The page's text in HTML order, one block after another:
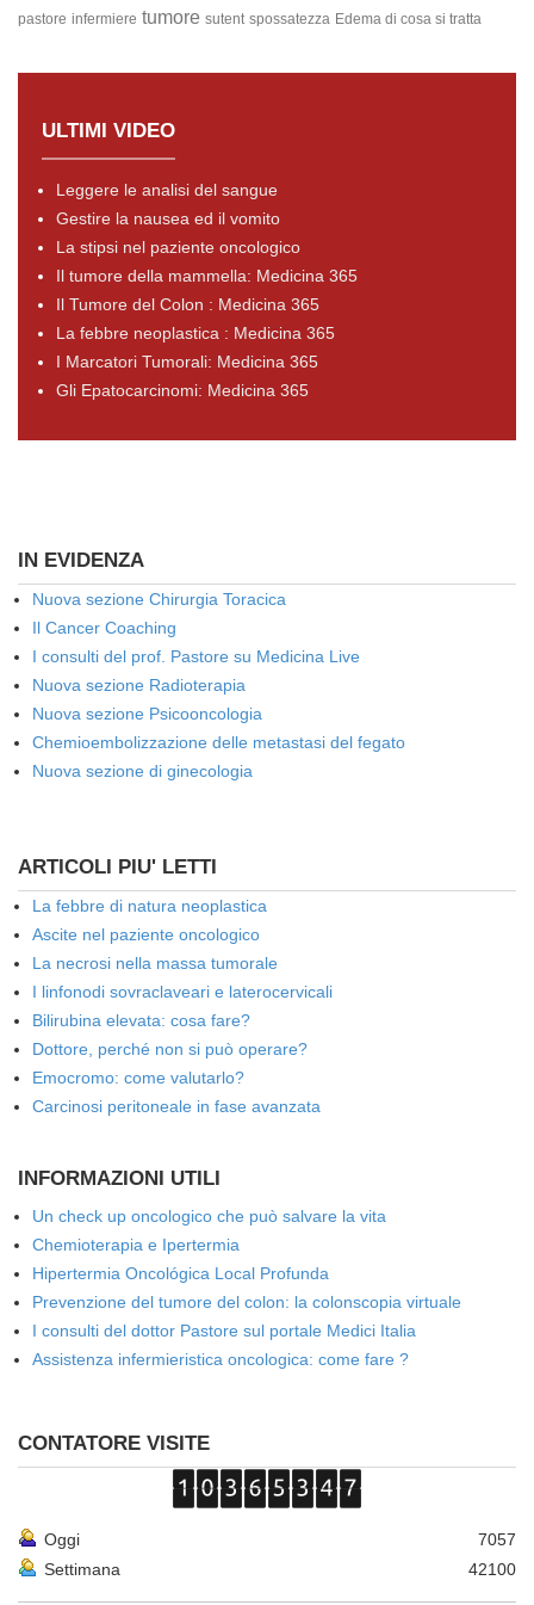
pastore infermiere tumore sutent spossatezza Edema di cosa si tratta
ULTIMI VIDEO
Leggere le analisi del sangue
Gestire la nausea ed il vomito
La stipsi nel paziente oncologico
Il tumore della mammella: Medicina 365
Il Tumore del Colon : Medicina 365
La febbre neoplastica : Medicina 365
I Marcatori Tumorali: Medicina 365
Gli Epatocarcinomi: Medicina 365
IN EVIDENZA
Nuova sezione Chirurgia Toracica
Il Cancer Coaching
I consulti del prof. Pastore su Medicina Live
Nuova sezione Radioterapia
Nuova sezione Psicooncologia
Chemioembolizzazione delle metastasi del fegato
Nuova sezione di ginecologia
ARTICOLI PIU' LETTI
La febbre di natura neoplastica
Ascite nel paziente oncologico
La necrosi nella massa tumorale
I linfonodi sovraclaveari e laterocervicali
Bilirubina elevata: cosa fare?
Dottore, perché non si può operare?
Emocromo: come valutarlo?
Carcinosi peritoneale in fase avanzata
INFORMAZIONI UTILI
Un check up oncologico che può salvare la vita
Chemioterapia e Ipertermia
Hipertermia Oncológica Local Profunda
Prevenzione del tumore del colon: la colonscopia virtuale
I consulti del dottor Pastore sul portale Medici Italia
Assistenza infermieristica oncologica: come fare ?
CONTATORE VISITE
Oggi
7057
Settimana
42100